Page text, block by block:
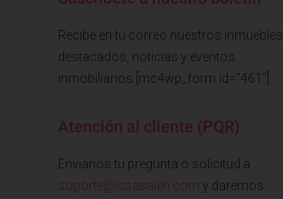
Recibe en tu correo nuestros inmuebles
destacados, noticias y eventos
inmobiliarios [mc4wp_form id="461"]
Atención al cliente (PQR)
Envianos tu pregunta o solicitud a
soporte@issasaieh.com y daremos